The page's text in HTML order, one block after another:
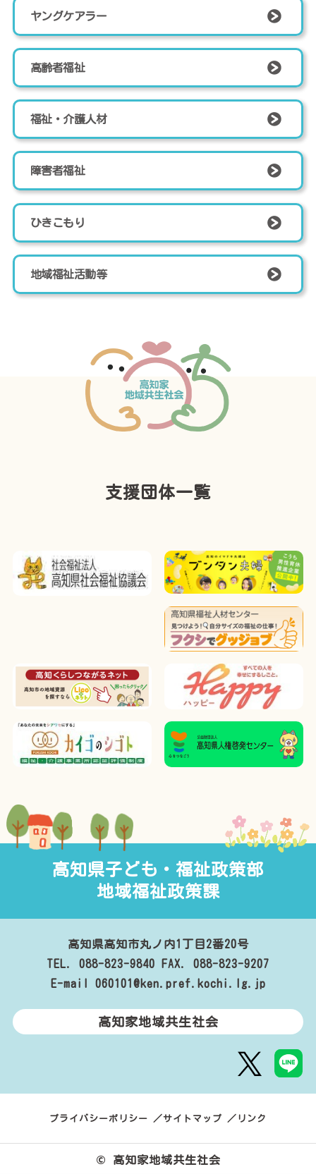
ヤングケアラー
高齢者福祉
福祉・介護人材
障害者福祉
ひきこもり
地域福祉活動等
支援団体一覧
高知県子ども・福祉政策部
地域福祉政策課
高知県高知市丸ノ内1丁目2番20号
TEL. 088-823-9840
FAX. 088-823-9207
E-mail 060101@ken.pref.kochi.lg.jp
高知家地域共生社会
プライバシーポリシー サイトマップ リンク
© 高知家地域共生社会